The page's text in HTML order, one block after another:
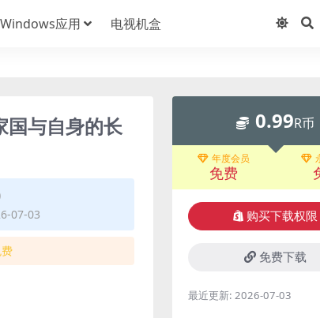
Windows应用 电视机盒
国与自身的长
07-03
0.99R币
年度会员
免费
购买下载权限
免费下载
最近更新: 2026-07-03